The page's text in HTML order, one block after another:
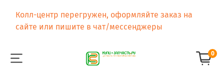
Колл-центр перегружен, оформляйте заказ на
сайте или пишите в чат/мессенджеры
0